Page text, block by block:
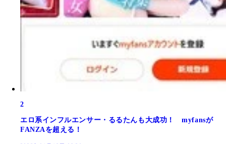
2
エロ系インフルエンサー・るるたんも大成功！ myfansが
FANZAを超える！